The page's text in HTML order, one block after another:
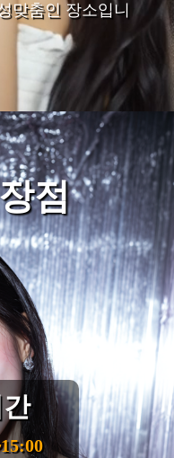
맞춤인 장소입니
점